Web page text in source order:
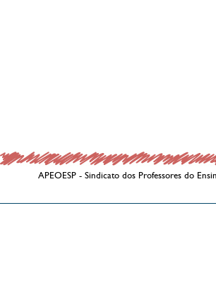
APEOESP - Sindicato dos Professores do